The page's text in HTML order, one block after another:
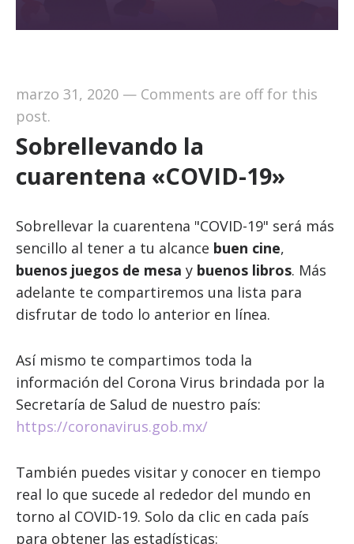
marzo 31, 2020— Comments are off for this
post.
Sobrellevando la
cuarentena «COVID-19»
Sobrellevar la cuarentena "COVID-19" será más
sencillo al tener a tu alcance buen cine,
buenos juegos de mesa y buenos libros. Más
adelante te compartiremos una lista para
disfrutar de todo lo anterior en línea.
Así mismo te compartimos toda la
información del Corona Virus brindada por la
Secretaría de Salud de nuestro país:
https://coronavirus.gob.mx/
También puedes visitar y conocer en tiempo
real lo que sucede al rededor del mundo en
torno al COVID-19. Solo da clic en cada país
para obtener las estadísticas: